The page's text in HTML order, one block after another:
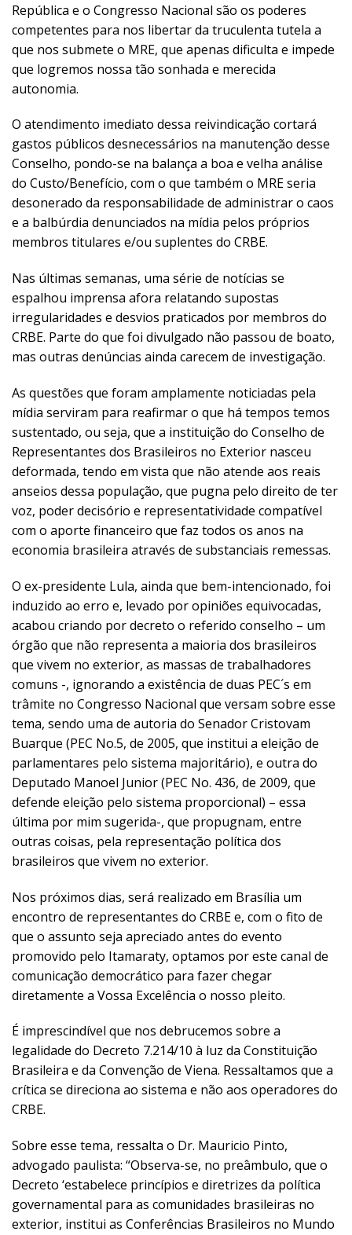
República e o Congresso Nacional são os poderes
competentes para nos libertar da truculenta tutela a
que nos submete o MRE, que apenas dificulta e impede
que logremos nossa tão sonhada e merecida
autonomia.
O atendimento imediato dessa reivindicação cortará
gastos públicos desnecessários na manutenção desse
Conselho, pondo-se na balança a boa e velha análise
do Custo/Benefício, com o que também o MRE seria
desonerado da responsabilidade de administrar o caos
e a balbúrdia denunciados na mídia pelos próprios
membros titulares e/ou suplentes do CRBE.
Nas últimas semanas, uma série de notícias se
espalhou imprensa afora relatando supostas
irregularidades e desvios praticados por membros do
CRBE. Parte do que foi divulgado não passou de boato,
mas outras denúncias ainda carecem de investigação.
As questões que foram amplamente noticiadas pela
mídia serviram para reafirmar o que há tempos temos
sustentado, ou seja, que a instituição do Conselho de
Representantes dos Brasileiros no Exterior nasceu
deformada, tendo em vista que não atende aos reais
anseios dessa população, que pugna pelo direito de ter
voz, poder decisório e representatividade compatível
com o aporte financeiro que faz todos os anos na
economia brasileira através de substanciais remessas.
O ex-presidente Lula, ainda que bem-intencionado, foi
induzido ao erro e, levado por opiniões equivocadas,
acabou criando por decreto o referido conselho – um
órgão que não representa a maioria dos brasileiros
que vivem no exterior, as massas de trabalhadores
comuns -, ignorando a existência de duas PEC´s em
trâmite no Congresso Nacional que versam sobre esse
tema, sendo uma de autoria do Senador Cristovam
Buarque (PEC No.5, de 2005, que institui a eleição de
parlamentares pelo sistema majoritário), e outra do
Deputado Manoel Junior (PEC No. 436, de 2009, que
defende eleição pelo sistema proporcional) – essa
última por mim sugerida-, que propugnam, entre
outras coisas, pela representação política dos
brasileiros que vivem no exterior.
Nos próximos dias, será realizado em Brasília um
encontro de representantes do CRBE e, com o fito de
que o assunto seja apreciado antes do evento
promovido pelo Itamaraty, optamos por este canal de
comunicação democrático para fazer chegar
diretamente a Vossa Excelência o nosso pleito.
É imprescindível que nos debrucemos sobre a
legalidade do Decreto 7.214/10 à luz da Constituição
Brasileira e da Convenção de Viena. Ressaltamos que a
crítica se direciona ao sistema e não aos operadores do
CRBE.
Sobre esse tema, ressalta o Dr. Mauricio Pinto,
advogado paulista: “Observa-se, no preâmbulo, que o
Decreto ‘estabelece princípios e diretrizes da política
governamental para as comunidades brasileiras no
exterior, institui as Conferências Brasileiros no Mundo